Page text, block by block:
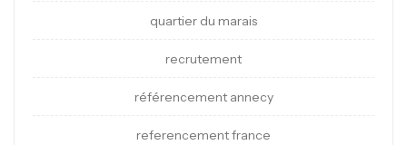
quartier du marais
recrutement
référencement annecy
referencement france